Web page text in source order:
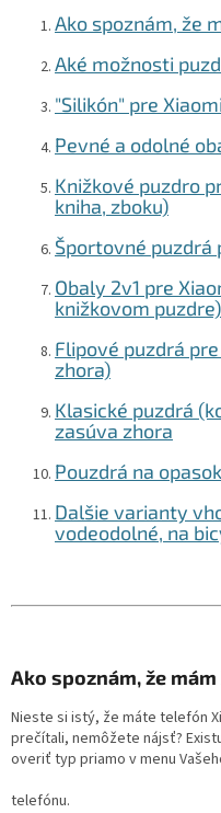
Ako spoznám, že
Aké možnosti
"Silikón" pre
Pevné a odolné
Knižkové puzdro
kniha, zboku)
Športovné puzdrá
Obaly 2v1 pre
knižkovom puzdre)
Flipové puzdrá
zhora)
Klasické puzdrá
zasúva zhora
Pouzdrá na
Dalšie varianty
vodeodolné, na
Ako spoznám, že mám
Nieste si istý, že máte telefón
prečítali, nemôžete nájsť?
overiť typ priamo v menu
telefónu.